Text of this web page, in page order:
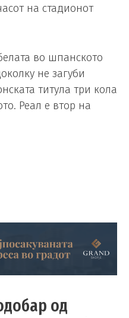
на стадионот
во шпанското
не загуби
титула три кола
Реал е втор на
од